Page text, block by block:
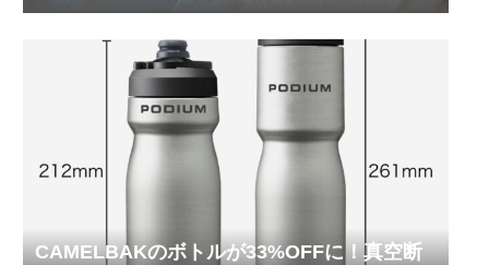
ってみた
CAMELBAKのボトルが33%OFFに！真空断